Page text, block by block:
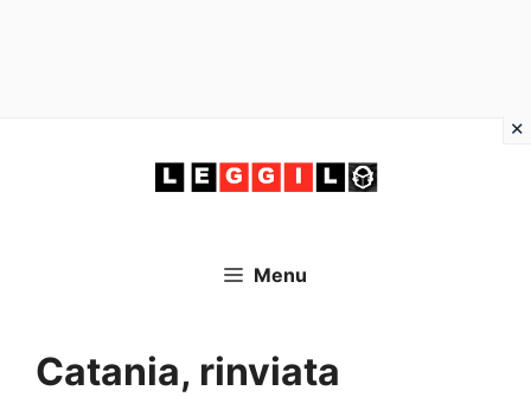
Menu
Catania, rinviata